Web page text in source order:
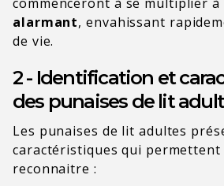
commenceront à se multiplier à
alarmant, envahissant
de vie.
2 - Identification et
des punaises de lit
Les punaises de lit adultes
caractéristiques qui permettent
reconnaitre :